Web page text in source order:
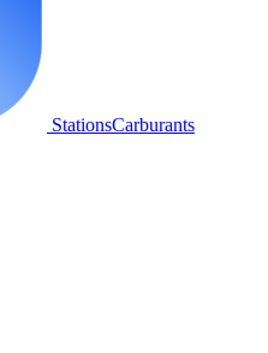
StationsCarburants